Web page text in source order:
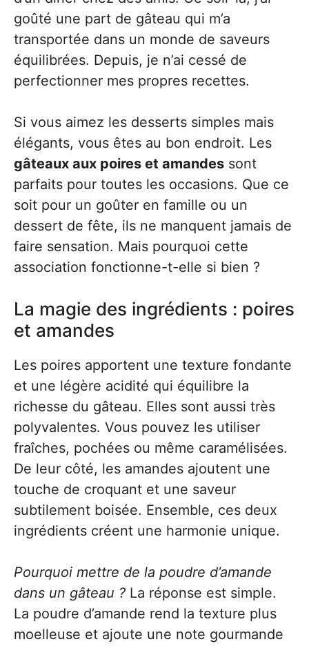
goûté une part de gâteau qui m’a
transportée dans un monde de saveurs
équilibrées. Depuis, je n’ai cessé de
perfectionner mes propres recettes.
Si vous aimez les desserts simples mais
élégants, vous êtes au bon endroit. Les
gâteaux aux poires et amandes sont
parfaits pour toutes les occasions. Que ce
soit pour un goûter en famille ou un
dessert de fête, ils ne manquent jamais de
faire sensation. Mais pourquoi cette
association fonctionne-t-elle si bien ?
La magie des ingrédients : poires
et amandes
Les poires apportent une texture fondante
et une légère acidité qui équilibre la
richesse du gâteau. Elles sont aussi très
polyvalentes. Vous pouvez les utiliser
fraîches, pochées ou même caramélisées.
De leur côté, les amandes ajoutent une
touche de croquant et une saveur
subtilement boisée. Ensemble, ces deux
ingrédients créent une harmonie unique.
Pourquoi mettre de la poudre d’amande
dans un gâteau ? La réponse est simple.
La poudre d’amande rend la texture plus
moelleuse et ajoute une note gourmande